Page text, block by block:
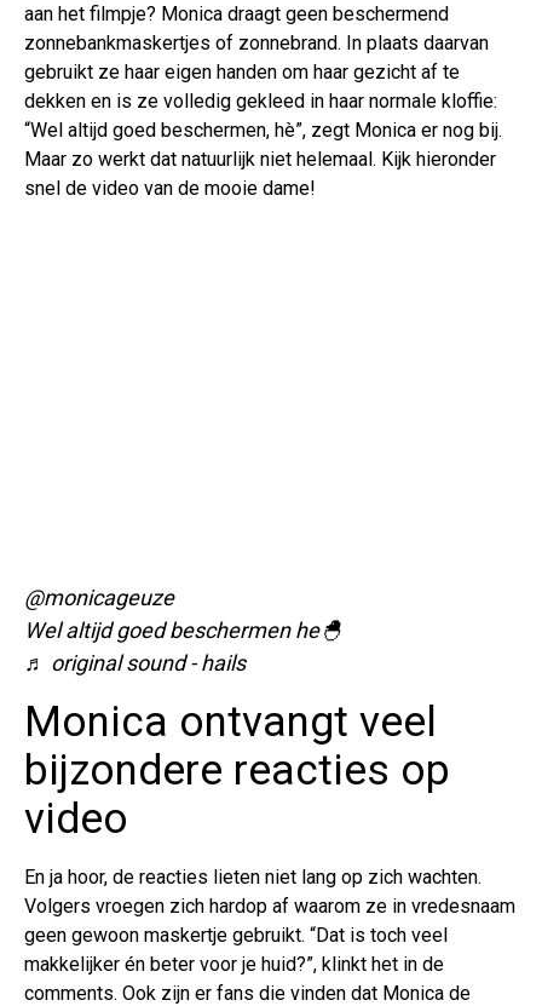
aan het filmpje? Monica draagt geen beschermend
zonnebankmaskertjes of zonnebrand. In plaats daarvan
gebruikt ze haar eigen handen om haar gezicht af te
dekken en is ze volledig gekleed in haar normale kloffie:
“Wel altijd goed beschermen, hè”, zegt Monica er nog bij.
Maar zo werkt dat natuurlijk niet helemaal. Kijk hieronder
snel de video van de mooie dame!
@monicageuze
Wel altijd goed beschermen he🐣
♬ original sound - hails
Monica ontvangt veel
bijzondere reacties op
video
En ja hoor, de reacties lieten niet lang op zich wachten.
Volgers vroegen zich hardop af waarom ze in vredesnaam
geen gewoon maskertje gebruikt. “Dat is toch veel
makkelijker én beter voor je huid?”, klinkt het in de
comments. Ook zijn er fans die vinden dat Monica de